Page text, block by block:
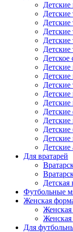
Детские
Детское
Детские
Детские
Детские
Детские
Детские
Детские
Для вратарей
Детская
Футбольные
Женская
Женская
Женская
Для